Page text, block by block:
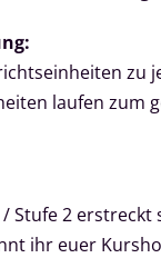
zu
laufen zum
Stufe 2 erstreckt
ihr euer